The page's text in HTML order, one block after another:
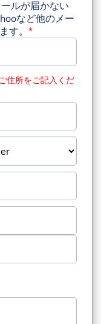
ルが届かない
など他のメー
す。 *
住所をご記入くだ